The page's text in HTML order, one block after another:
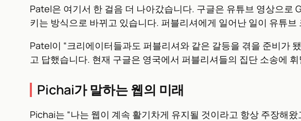
Patel은 여기서 한 걸음 더 나아갔습니다. 구글은 유튜브 영상으
키는 방식으로 바뀌고 있습니다. 퍼블리셔에게 일어난 일이 유튜
Patel이 “크리에이터들과도 퍼블리셔와 같은 갈등을 겪을 준비가
고 답했습니다. 현재 구글은 영국에서 퍼블리셔들의 집단 소송에
Pichai가 말하는 웹의 미래
Pichai는 “나는 웹이 계속 활기차게 유지될 것이라고 항상 주장해